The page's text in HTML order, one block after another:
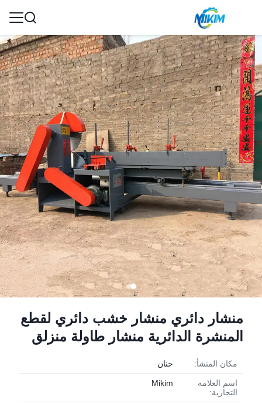
منشار دائري منشار خشب دائري لقطع
المنشرة الدائرية منشار طاولة منزلق
مكان المنشأ: حنان
اسم العلامة
التجارية:
Mikim